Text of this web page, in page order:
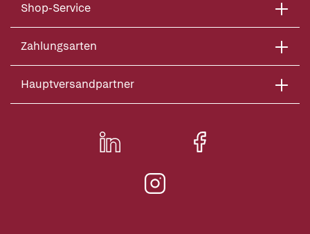
Shop-Service
Zahlungsarten
Hauptversandpartner